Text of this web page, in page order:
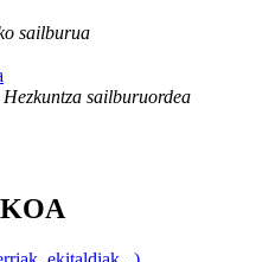
sailburua
Hezkuntza sailburuordea